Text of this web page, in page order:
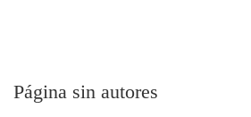
Página sin autores